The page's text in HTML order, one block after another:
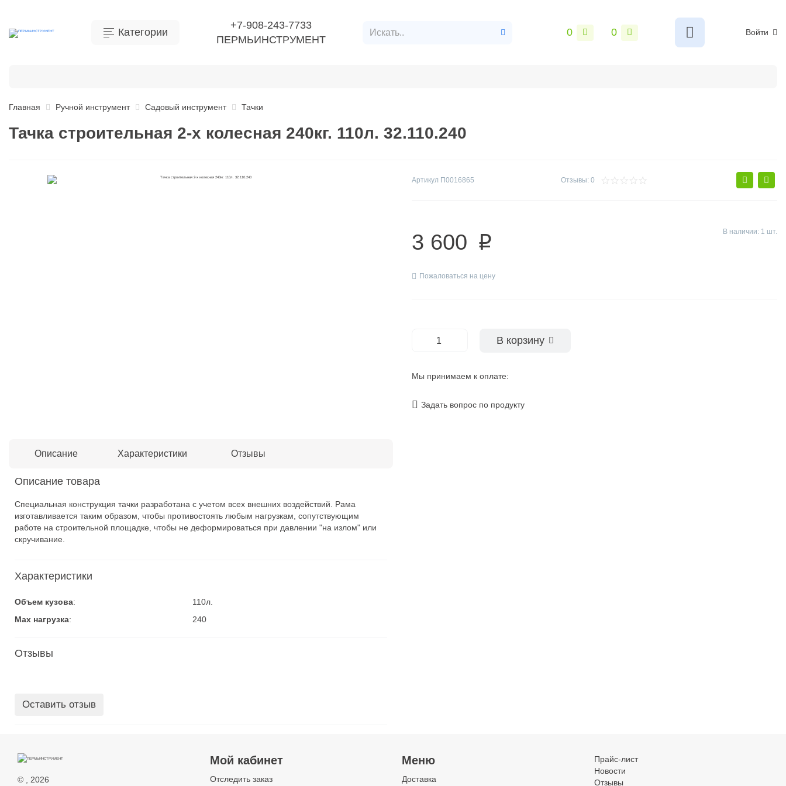
Категории
+7-908-243-7733
ПЕРМЬИНСТРУМЕНТ
0 0 Войти
Главная Ручной инструмент Садовый инструмент Тачки
Тачка строительная 2-х колесная 240кг. 110л. 32.110.240
Артикул П0016865 Отзывы: 0
3 600 p
Пожаловаться на цену
В наличии: 1 шт.
В корзину
Мы принимаем к оплате:
Задать вопрос по продукту
Описание Характеристики Отзывы
Описание товара
Специальная конструкция тачки разработана с учетом всех внешних воздействий. Рама
изготавливается таким образом, чтобы противостоять любым нагрузкам, сопутствующим
работе на строительной площадке, чтобы не деформироваться при давлении "на излом" или
скручивание.
Характеристики
Объем кузова:
110л.
Max нагрузка: 240
Отзывы
Оставить отзыв
© , 2026
Мой кабинет
Отследить заказ
Меню
Доставка
Прайс-лист
Новости
Отзывы